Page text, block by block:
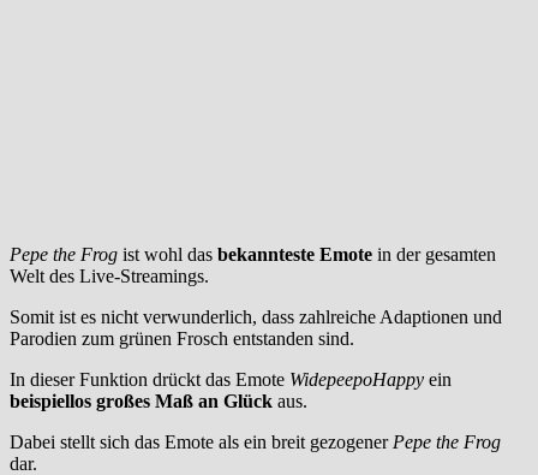
Pepe the Frog ist wohl das bekannteste Emote in der gesamten
Welt des Live-Streamings.
Somit ist es nicht verwunderlich, dass zahlreiche Adaptionen und
Parodien zum grünen Frosch entstanden sind.
In dieser Funktion drückt das Emote WidepeepoHappy ein
beispiellos großes Maß an Glück aus.
Dabei stellt sich das Emote als ein breit gezogener Pepe the Frog
dar.